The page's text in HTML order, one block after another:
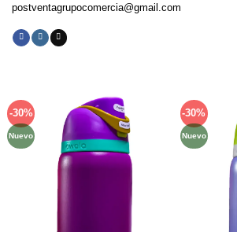
postventagrupocomercia@gmail.com
-30%
Nuevo
deseos
-30%
Nuevo